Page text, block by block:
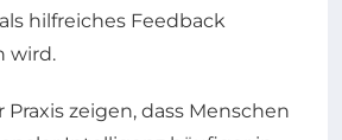
hilfreiches Feedback
wird.
Praxis zeigen, dass Menschen